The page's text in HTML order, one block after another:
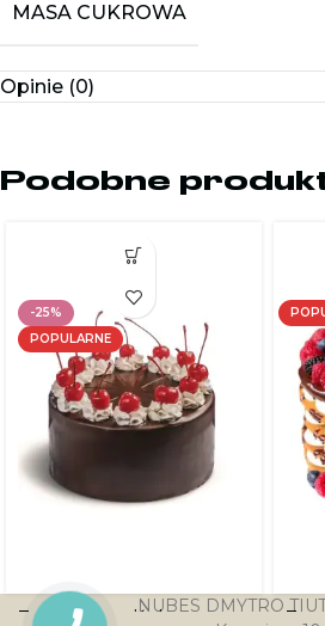
MASA CUKROWA
Opinie (0)
Podobne
-25%
POPULARNE
Tort Pijana wiśniaNUBES DMYTRO